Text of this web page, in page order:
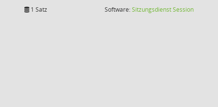
1 Satz Software:SitzungsdienstSession(Wird in